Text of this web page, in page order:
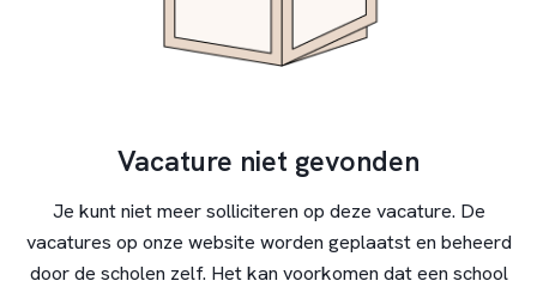
Vacature niet gevonden
Je kunt niet meer solliciteren op deze vacature. De
vacatures op onze website worden geplaatst en beheerd
door de scholen zelf. Het kan voorkomen dat een school